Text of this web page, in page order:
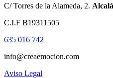
C/ Torres de la Alameda, 2.
C.I.F B19311505
635 016 742
info@creaemocion.com
Aviso Legal